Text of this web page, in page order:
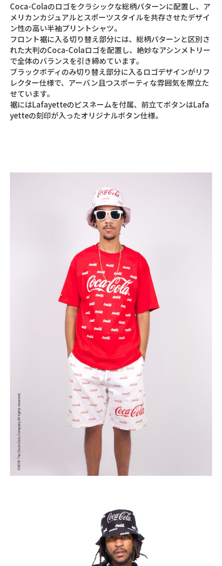
Coca-Colaのロゴをクラシックな総柄パターンに配置し、ア
メリカンカジュアルとスポーツスタイルを共存させたデザイ
ン性の高い半袖プリントシャツ。
フロント裾に入る切り替え部分には、総柄パターンと区別さ
れた大判のCoca-Colaロゴを配置し、絶妙なアシンメトリー
で全体のバランスを引き締めています。
ブラックボディのみ切り替え部分に入るロゴデザインがリフ
レクター仕様で、アーバン且つスポーティな雰囲気を際立た
せています。
裾にはLafayetteのピスネームを付属、前立てボタンはLafa
yetteの刻印が入ったオリジナルボタン仕様。